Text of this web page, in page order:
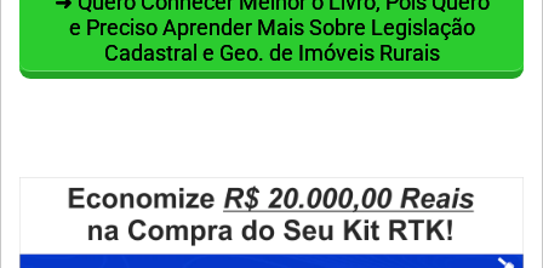
e Preciso Aprender Mais Sobre Legislação
Cadastral e Geo. de Imóveis Rurais